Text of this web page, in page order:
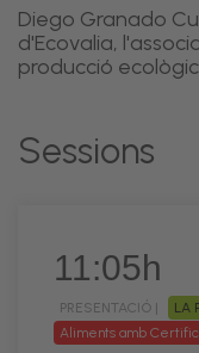
Diego Granado
d'Ecovalia,
producció
Sessions
11:05h
PRESENTACIÓ |
LA
Aliments amb